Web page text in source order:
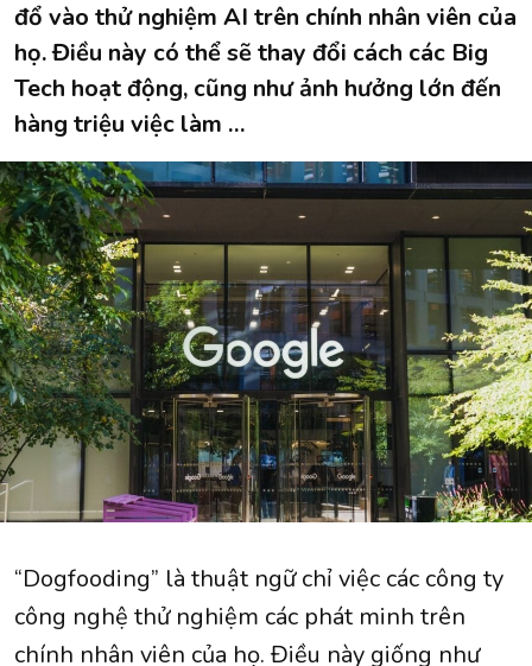
đổ vào thử nghiệm AI trên chính nhân viên của
họ. Điều này có thể sẽ thay đổi cách các Big
Tech hoạt động, cũng như ảnh hưởng lớn đến
hàng triệu việc làm …
“Dogfooding” là thuật ngữ chỉ việc các công ty
công nghệ thử nghiệm các phát minh trên
chính nhân viên của họ. Điều này giống như